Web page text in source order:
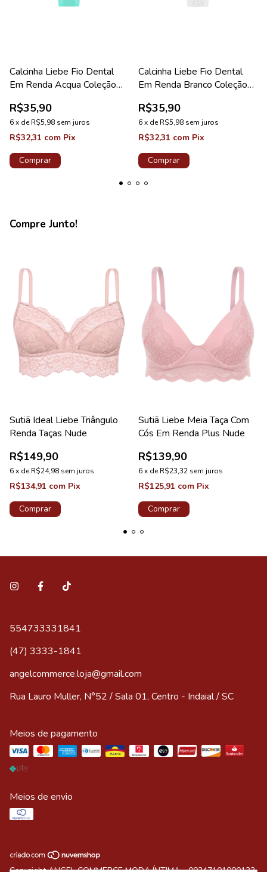
Calcinha Liebe Fio Dental
Em Renda Acqua Coleção
R$35,90
6x deR$5,98 sem juros
R$32,31 com Pix
Comprar
Calcinha Liebe Fio Dental
Em Renda Branco Coleção
R$35,90
6x deR$5,98 sem juros
R$32,31 com Pix
Comprar
Compre Junto!
Sutiã Ideal Liebe Triângulo
Renda Taças Nude
R$149,90
6x deR$24,98 sem juros
R$134,91 com Pix
Comprar
Sutiã Liebe Meia Taça Com
Cós Em Renda Plus Nude
R$139,90
6x deR$23,32 sem juros
R$125,91 com Pix
Comprar
554733331841
(47) 3333-1841
angelcommerce.loja@gmail.com
Rua Lauro Muller, N°52 / Sala 01, Centro - Indaial / SC
Meios de pagamento
Meios de envio